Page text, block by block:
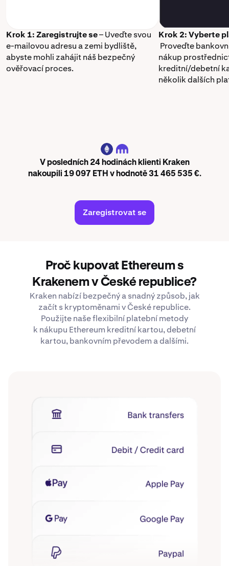
Krok 1: Zaregistrujte se– Uveďte svou
e-mailovou adresu a zemi bydliště,
abyste mohli zahájit náš bezpečný
ověřovací proces.
Krok 2: Vyberte
Proveďte
nákup
kreditní/debetní
několik dalších
ETH
V posledních 24 hodinách klienti Kraken
nakoupili 19 097 ETH v hodnotě 31 465 535 €.
Zaregistrovat se
Proč kupovat Ethereum s
Krakenem v České republice?
Kraken nabízí bezpečný a snadný způsob, jak
začít s kryptoměnami v České republice.
Použijte naše flexibilní platební metody
k nákupu Ethereum kreditní kartou, debetní
kartou, bankovním převodem a dalšími.